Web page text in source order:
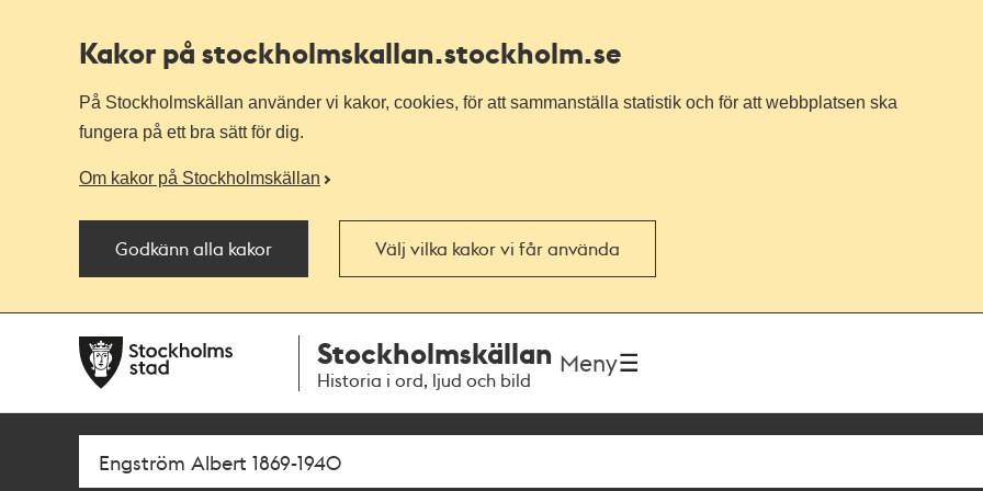
Kakor på stockholmskallan.stockholm.se
På Stockholmskällan använder vi kakor, cookies, för att sammanställa statistik och för att webbplatsen ska
fungera på ett bra sätt för dig.
Om kakor på Stockholmskällan
Godkänn alla kakor Välj vilka kakor vi får använda
navigationen
huvudinnehållet
Stockholmskällan
Historia i ord, ljud och bild
Meny
Sök